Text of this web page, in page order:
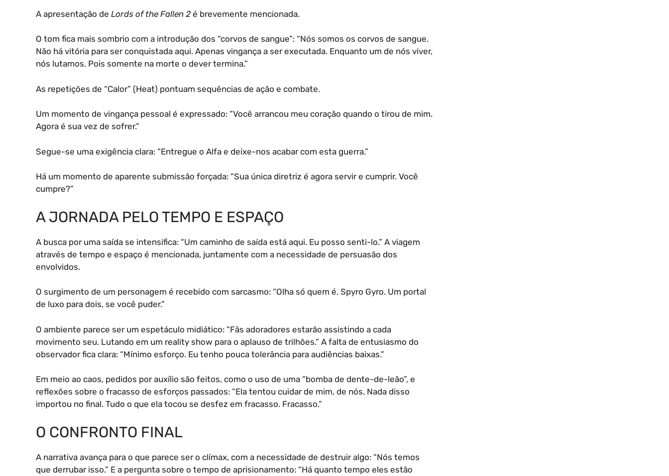
A apresentação de Lords of the Fallen 2 é brevemente mencionada.
O tom fica mais sombrio com a introdução dos “corvos de sangue”: “Nós somos os corvos de sangue.
Não há vitória para ser conquistada aqui. Apenas vingança a ser executada. Enquanto um de nós viver,
nós lutamos. Pois somente na morte o dever termina.”
As repetições de “Calor” (Heat) pontuam sequências de ação e combate.
Um momento de vingança pessoal é expressado: “Você arrancou meu coração quando o tirou de mim.
Agora é sua vez de sofrer.”
Segue-se uma exigência clara: “Entregue o Alfa e deixe-nos acabar com esta guerra.”
Há um momento de aparente submissão forçada: “Sua única diretriz é agora servir e cumprir. Você
cumpre?”
A JORNADA PELO TEMPO E ESPAÇO
A busca por uma saída se intensifica: “Um caminho de saída está aqui. Eu posso senti-lo.” A viagem
através de tempo e espaço é mencionada, juntamente com a necessidade de persuasão dos
envolvidos.
O surgimento de um personagem é recebido com sarcasmo: “Olha só quem é. Spyro Gyro. Um portal
de luxo para dois, se você puder.”
O ambiente parece ser um espetáculo midiático: “Fãs adoradores estarão assistindo a cada
movimento seu. Lutando em um reality show para o aplauso de trilhões.” A falta de entusiasmo do
observador fica clara: “Mínimo esforço. Eu tenho pouca tolerância para audiências baixas.”
Em meio ao caos, pedidos por auxílio são feitos, como o uso de uma “bomba de dente-de-leão”, e
reflexões sobre o fracasso de esforços passados: “Ela tentou cuidar de mim, de nós. Nada disso
importou no final. Tudo o que ela tocou se desfez em fracasso. Fracasso.”
O CONFRONTO FINAL
A narrativa avança para o que parece ser o clímax, com a necessidade de destruir algo: “Nós temos
que derrubar isso.” E a pergunta sobre o tempo de aprisionamento: “Há quanto tempo eles estão